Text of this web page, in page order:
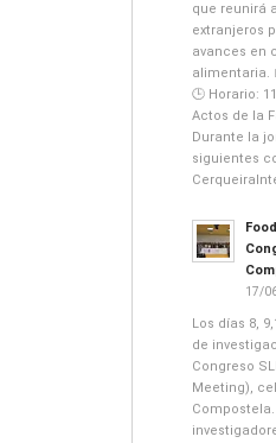
que reunirá
extranjeros
avances en
alimentaria.
🕒 Horario:
Actos de la
Durante la
siguientes
17/
Los días 8,
de
Congreso
Meeting),